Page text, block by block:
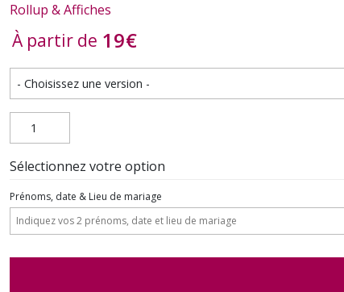
Rollup & Affiches
À partir de 19€
Sélectionnez votre option
Prénoms, date & Lieu de mariage